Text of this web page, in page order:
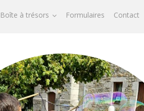
Boîte à trésors Formulaires Contact